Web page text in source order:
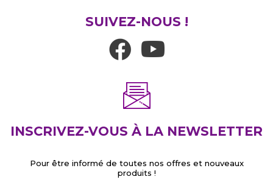
SUIVEZ-NOUS !
INSCRIVEZ-VOUS À LA NEWSLETTER
Pour être informé de toutes nos offres et nouveaux
produits !